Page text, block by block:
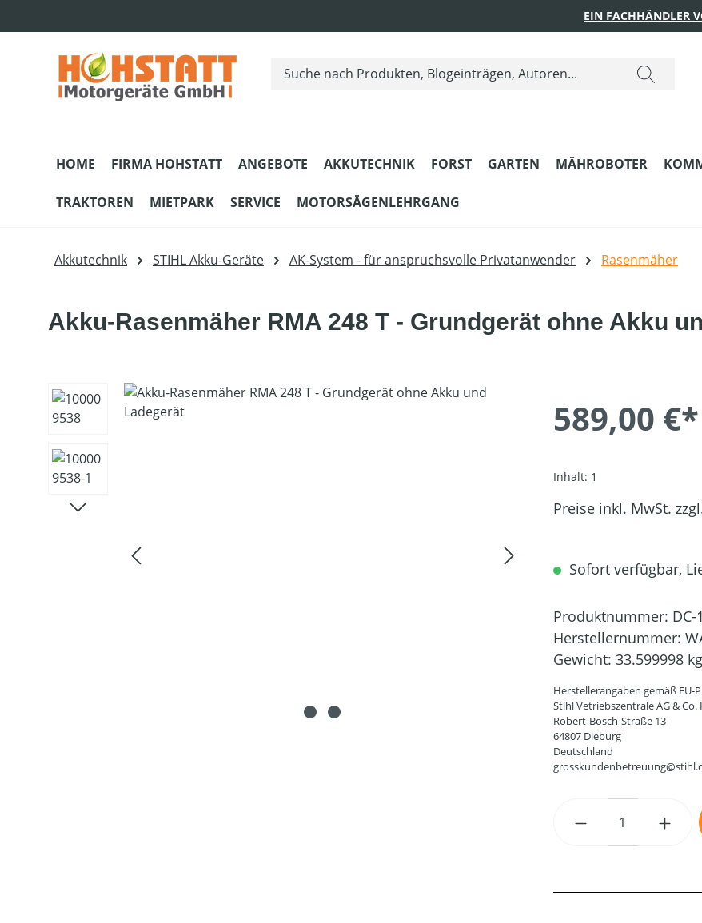
EIN FACHHÄNDLER
HOME FIRMA HOHSTATT ANGEBOTE AKKUTECHNIK FORST GARTEN MÄHROBOTER
TRAKTOREN MIETPARK SERVICE MOTORSÄGENLEHRGANG
Akkutechnik STIHL Akku-Geräte AK-System - für anspruchsvolle Privatanwender Rasenmäher
Akku-Rasenmäher RMA 248 T - Grundgerät ohne Akku
Bildergalerie überspringen
589,00 €*
Inhalt: 1
Preise inkl. MwSt.
Sofort verfügbar,
Produktnummer: DC-
Herstellernummer:
Gewicht: 33.599998 kg
Herstellerangaben gemäß EU-
Stihl Vetriebszentrale AG & Co.
Robert-Bosch-Straße 13
64807 Dieburg
Deutschland
Produkt